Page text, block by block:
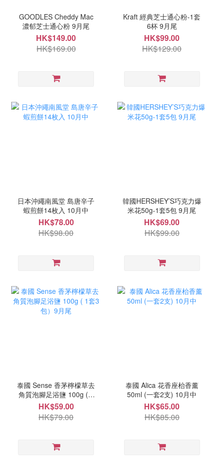
GOODLES Cheddy Mac
濃郁芝士通心粉 9月尾
HK$149.00
HK$169.00
Kraft 經典芝士通心粉-1套
6杯 9月尾
HK$99.00
HK$129.00
日本沖繩南風堂 島唐辛子
蝦煎餅14枚入 10月中
HK$78.00
HK$98.00
韓國HERSHEY’S巧克力爆
米花50g-1套5包 9月尾
HK$69.00
HK$99.00
泰國 Sense 香茅檸檬草去
角質泡腳足浴鹽 100g ( 1
套3包）9月尾
HK$59.00
HK$79.00
泰國 Alica 花香座枱香薰
50ml (一套2支) 10月中
HK$65.00
HK$85.00